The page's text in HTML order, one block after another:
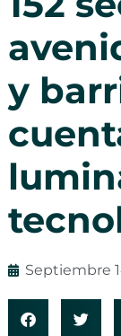
y
Septiembre